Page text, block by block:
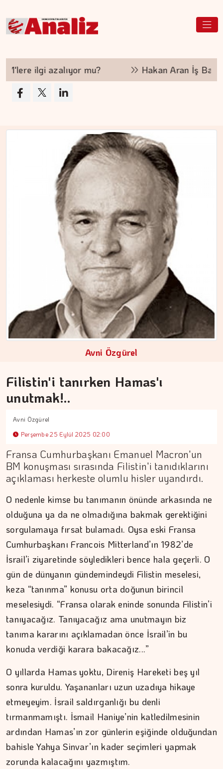
mu? Hakan Aran İş Bankası Genel
Avni Özgürel
Filistin'i tanırken Hamas'ı
unutmak!..
Avni Özgürel
Perşembe 25 Eylül 2025 02:00
Fransa Cumhurbaşkanı Emanuel Macron'un
BM konuşması sırasında Filistin'i tanıdıklarını
açıklaması herkeste olumlu hisler uyandırdı.
O nedenle kimse bu tanımanın önünde arkasında ne
olduğuna ya da ne olmadığına bakmak gerektiğini
sorgulamaya fırsat bulamadı. Oysa eski Fransa
Cumhurbaşkanı Francois Mitterland’ın 1982’de
İsrail’i ziyaretinde söyledikleri bence hala geçerli. O
gün de dünyanın gündemindeydi Filistin meselesi,
keza “tanınma” konusu orta doğunun birincil
meselesiydi. “Fransa olarak eninde sonunda Filistin’i
tanıyacağız. Tanıyacağız ama unutmayın biz
tanıma kararını açıklamadan önce İsrail’in bu
konuda verdiği karara bakacağız...”
O yıllarda Hamas yoktu, Direniş Hareketi beş yıl
sonra kuruldu. Yaşananları uzun uzadıya hikaye
etmeyeyim. İsrail saldırganlığı bu denli
tırmanmamıştı. İsmail Haniye’nin katledilmesinin
ardından Hamas’ın zor günlerin eşiğinde olduğundan
bahisle Yahya Sinvar’ın kader seçimleri yapmak
zorunda kalacağını yazmıştım.
Kadim tıptan günümüze…
Şehzadeler şehri Manisa
İPEK KOCAMAN
Kitap kafenin rafları arasında…